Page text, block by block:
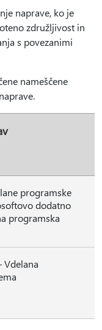
naprave, ko je
združljivost in
s povezanimi
nameščene
programske
dodatno
programska
Vdelana